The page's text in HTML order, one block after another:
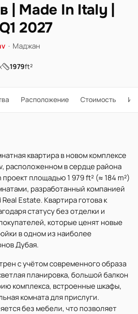
| Made In Italy |
2027
· Маджан
1979ft²
Расположение Стоимость
квартира в новом комплексе
расположенном в сердце района
площадью 1 979 ft² (≈ 184 m²)
разработанный компанией
Estate. Квартира готова к
статусу без отделки и
которые ценят новые
в одном из наиболее
Дубая.
с учётом современного образа
планировка, большой балкон
комплекса, встроенные шкафы,
комната для прислуги.
без мебели, что позволяет